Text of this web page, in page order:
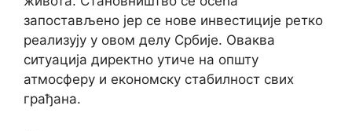
запостављено јер се нове инвестиције ретко
реализују у овом делу Србије. Оваква
ситуација директно утиче на општу
атмосферу и економску стабилност свих
грађана.